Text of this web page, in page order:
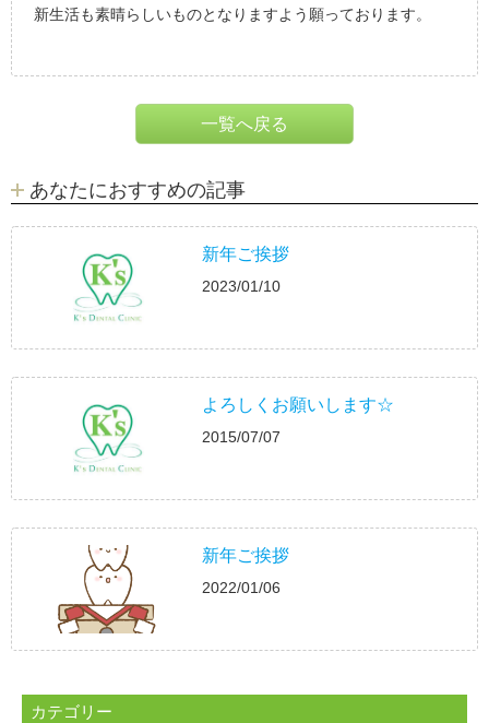
新生活も素晴らしいものとなりますよう願っております。
一覧へ戻る
あなたにおすすめの記事
新年ご挨拶
2023/01/10
よろしくお願いします☆
2015/07/07
新年ご挨拶
2022/01/06
カテゴリー